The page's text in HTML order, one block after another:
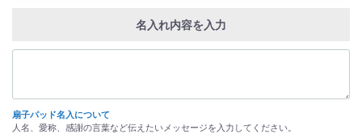
名入れ内容を入力
扇子パッド名入について
人名、愛称、感謝の言葉など伝えたいメッセージを入力してください。